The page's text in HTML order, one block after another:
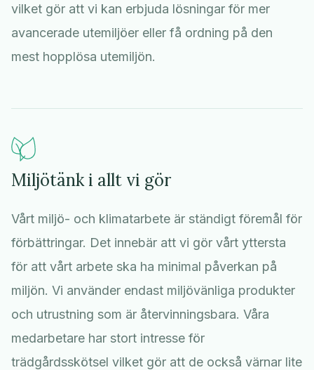
vilket gör att vi kan erbjuda lösningar för mer
avancerade utemiljöer eller få ordning på den
mest hopplösa utemiljön.
Miljötänk i allt vi gör
Vårt miljö- och klimatarbete är ständigt föremål för
förbättringar. Det innebär att vi gör vårt yttersta
för att vårt arbete ska ha minimal påverkan på
miljön. Vi använder endast miljövänliga produkter
och utrustning som är återvinningsbara. Våra
medarbetare har stort intresse för
trädgårdsskötsel vilket gör att de också värnar lite